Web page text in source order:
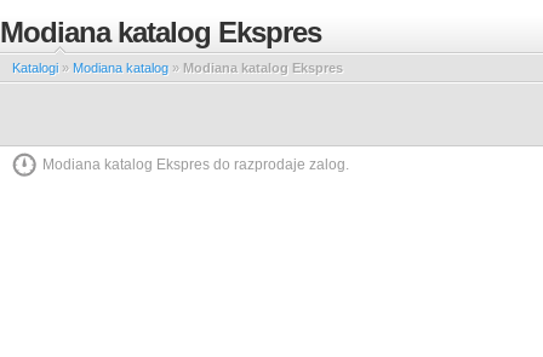
Modiana katalog Ekspres
Katalogi » Modiana katalog » Modiana katalog Ekspres
Modiana katalog Ekspres do razprodaje zalog.